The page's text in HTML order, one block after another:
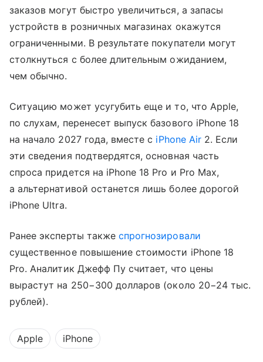
заказов могут быстро увеличиться, а запасы
устройств в розничных магазинах окажутся
ограниченными. В результате покупатели могут
столкнуться с более длительным ожиданием,
чем обычно.
Ситуацию может усугубить еще и то, что Apple,
по слухам, перенесет выпуск базового iPhone 18
на начало 2027 года, вместе с iPhone Air2. Если
эти сведения подтвердятся, основная часть
спроса придется на iPhone 18 Pro и Pro Max,
а альтернативой останется лишь более дорогой
iPhone Ultra.
Ранее эксперты такжеспрогнозировали
существенное повышение стоимости iPhone 18
Pro. Аналитик Джефф Пу считает, что цены
вырастут на 250−300 долларов (около 20−24 тыс.
рублей).
Apple iPhone